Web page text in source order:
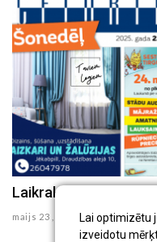
Lai optimizētu
izveidotu
Laikraksta
maijs 23 , 2025